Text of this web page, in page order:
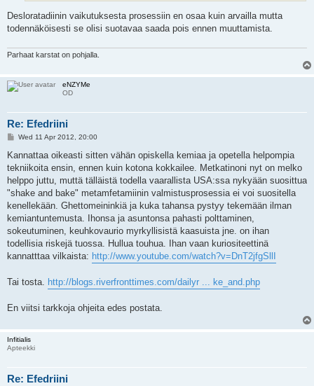
Desloratadiinin vaikutuksesta prosessiin en osaa kuin arvailla mutta
todennäköisesti se olisi suotavaa saada pois ennen muuttamista.
Parhaat karstat on pohjalla.
eNZYMe
OD
Re: Efedriini
P
s
Wed 11 Apr 2012, 20:00
Kannattaa oikeasti sitten vähän opiskella kemiaa ja opetella helpompia
tekniikoita ensin, ennen kuin kotona kokkailee. Metkatinoni nyt on melko
helppo juttu, muttä tälläistä todella vaarallista USA:ssa nykyään suosittua
"shake and bake" metamfetamiinin valmistusprosessia ei voi suositella
kenellekään. Ghettomeininkiä ja kuka tahansa pystyy tekemään ilman
kemiantuntemusta. Ihonsa ja asuntonsa pahasti polttaminen,
sokeutuminen, keuhkovaurio myrkyllisistä kaasuista jne. on ihan
todellisia riskejä tuossa. Hullua touhua. Ihan vaan kuriositeettinä
kannatttaa vilkaista: http://www.youtube.com/watch?v=DnT2jfgSllI
Tai tosta. http://blogs.riverfronttimes.com/dailyr ... ke_and.php
En viitsi tarkkoja ohjeita edes postata.
Infitialis
Apteekki
Re: Efedriini